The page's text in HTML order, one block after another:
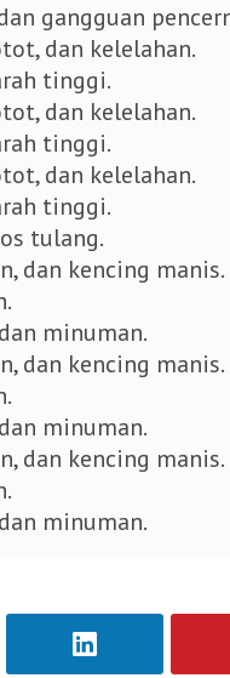
gangguan
dan kelelahan.
tinggi.
dan kelelahan.
tinggi.
dan kelelahan.
tinggi.
tulang.
dan kencing manis.
minuman.
dan kencing manis.
minuman.
dan kencing manis.
minuman.